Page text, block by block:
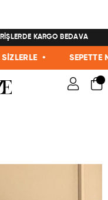
KARGO BEDAVA
• SEPETTE